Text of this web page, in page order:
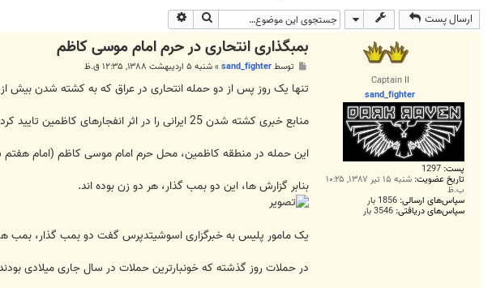
ارسال پست جستجو
Captain II
sand_fighter
پست: 1297
تاریخ عضویت: شنبه ۱۵ تیر ۱۳۸۷, ۱۰:۲۵
ب.ظ
سپاس‌های ارسالی: 1856 بار
سپاس‌های دریافتی: 3546 بار
بمبگذاری انتحاری در حرم امام موسی کاظم
ت
توسطsand_fighter
»شنبه ۵ اردیبهشت ۱۳۸۸, ۱۲:۳۵ ق.ظ
تنها یک روز پس از دو حمله انتحاری در عراق که به کشته شدن بیش از 80 نفر منجر شد، دو حمله انتحاری دیگر در کاظمین در نزدیکی بغداد بیش از 60 کشته بر جای گذاشته است.
منابع خبری کشته شدن 25 ایرانی را در اثر انفجارهای کاظمین تایید کرده اند.
این حمله در منطقه کاظمین، محل حرم امام موسی کاظم (امام هفتم شیعیان) و
بنابر گزارش ها، این دو بمب گذار، هر دو زن بوده اند.
یک مامور پلیس به خبرگزاری اسوشیتدپرس گفت دو بمب گذار، بمب
در حملات روز گذشته که خونبارترین حملات در سال جاری میلادی بودند، بیش از 50 زائر ایرانی که در رستورانی در بعقوبه